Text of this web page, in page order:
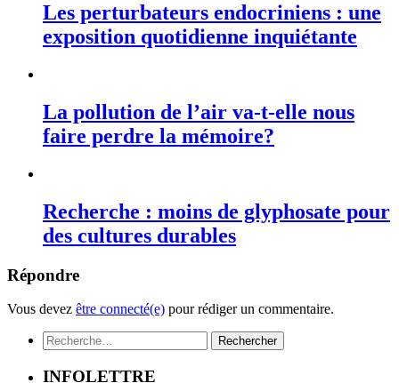
Les perturbateurs endocriniens : une
exposition quotidienne inquiétante
La pollution de l’air va-t-elle nous
faire perdre la mémoire?
Recherche : moins de glyphosate pour
des cultures durables
Répondre
Vous devez être connecté(e) pour rédiger un commentaire.
Rechercher :
INFOLETTRE